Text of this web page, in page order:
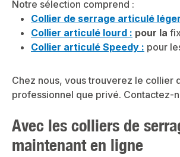
Notre sélection comprend :
Collier de serrage articulé
Collier articulé lourd : pour la
Collier articulé Speedy : pour
Chez nous, vous trouverez le collier
professionnel que privé. Contactez-
Avec les colliers de
maintenant en ligne